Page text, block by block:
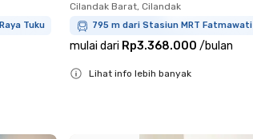
Tuku
Cilandak Barat, Cilandak
795 m dari Stasiun MRT Fatmawati
mulai dari Rp3.368.000 /bulan
Lihat info lebih banyak